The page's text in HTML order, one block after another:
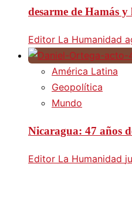
desarme de Hamás
Editor La Humanidad
América Latina
Geopolítica
Mundo
Nicaragua: 47 años
Editor La Humanidad